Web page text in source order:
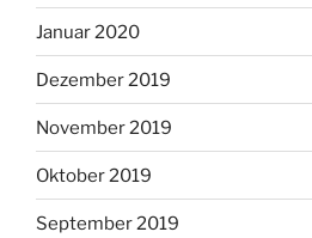
Januar 2020
Dezember 2019
November 2019
Oktober 2019
September 2019